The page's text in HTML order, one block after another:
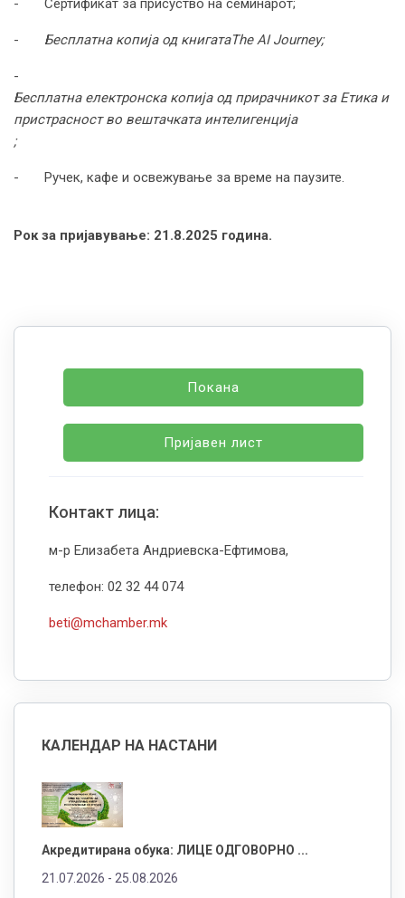
- Сертификат за присуство на семинарот;
- Бесплатна копија од книгатаThe AI Journey;
-
Бесплатна електронска копија од прирачникот за Етика и
пристрасност во вештачката интелигенција
;
- Ручек, кафе и освежување за време на паузите.
Рок за пријавување: 21.8.2025 година.
Покана
Пријавен лист
Контакт лица:
м-р Елизабета Андриевска-Ефтимова,
телефон: 02 32 44 074
beti@mchamber.mk
КАЛЕНДАР НА НАСТАНИ
Акредитирана обука: ЛИЦЕ ОДГОВОРНО ...
21.07.2026 - 25.08.2026